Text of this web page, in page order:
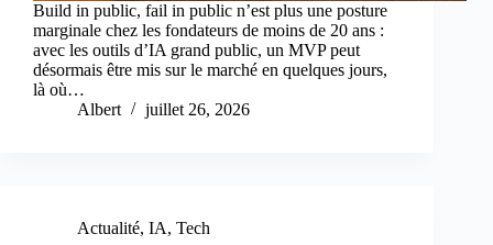
Build in public, fail in public n’est plus une posture
marginale chez les fondateurs de moins de 20 ans :
avec les outils d’IA grand public, un MVP peut
désormais être mis sur le marché en quelques jours,
là où…
Albert
juillet 26, 2026
Actualité, IA, Tech